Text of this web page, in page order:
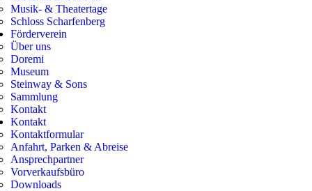
Musik- & Theatertage
Schloss Scharfenberg
Förderverein
Über uns
Doremi
Museum
Steinway & Sons
Sammlung
Kontakt
Kontakt
Kontaktformular
Anfahrt, Parken & Abreise
Ansprechpartner
Vorverkaufsbüro
Downloads